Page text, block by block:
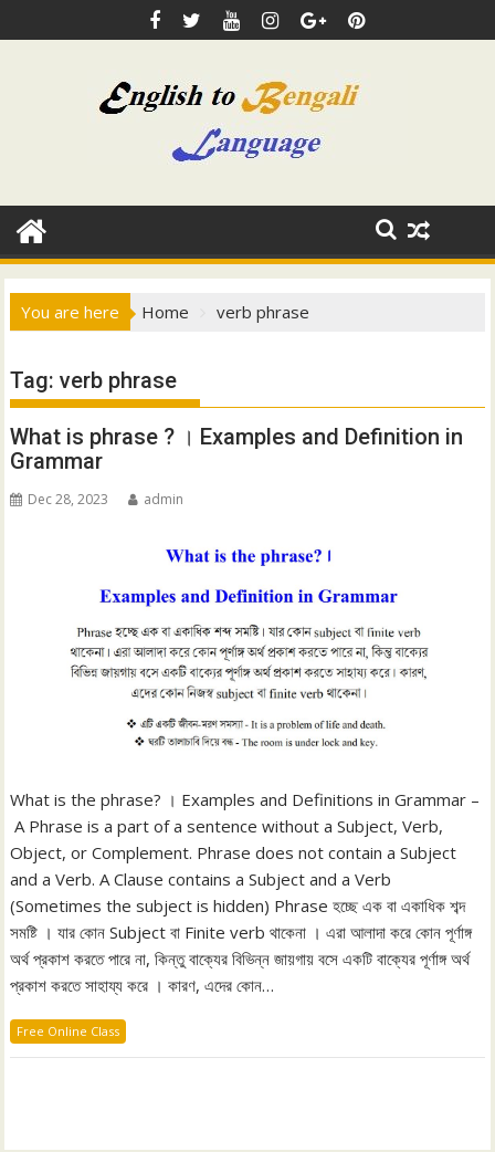
to
You are here Home verb phrase
Tag:verb phrase
What is phrase ? । Examples and Definition in
Grammar
Dec 28, 2023 admin
What is the phrase? । Examples and Definitions in Grammar –
A Phrase is a part of a sentence without a Subject, Verb,
Object, or Complement. Phrase does not contain a Subject
and a Verb. A Clause contains a Subject and a Verb
(Sometimes the subject is hidden) Phrase হচ্ছে এক বা একাধিক শব্দ
সমষ্টি । যার কোন Subject বা Finite verb থাকেনা । এরা আলাদা করে কোন পূর্ণাঙ্গ
অর্থ প্রকাশ করতে পারে না, কিন্তু বাক্যের বিভিন্ন জায়গায় বসে একটি বাক্যের পূর্ণাঙ্গ অর্থ
প্রকাশ করতে সাহায্য করে । কারণ, এদের কোন…
Free Online Class